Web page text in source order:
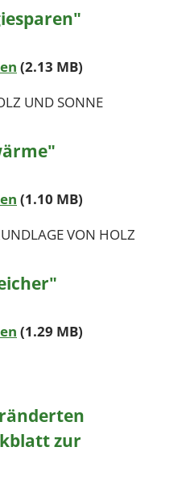
(2.13 MB)
UND SONNE
(1.10 MB)
VON HOLZ
(1.29 MB)
zur